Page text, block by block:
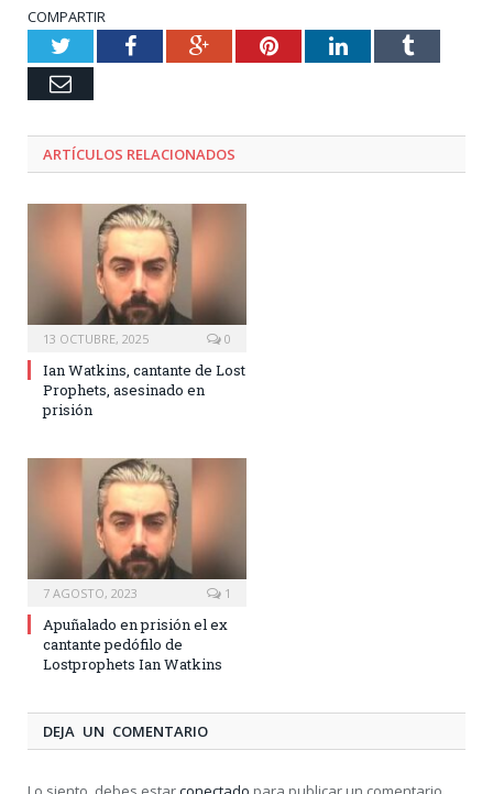
COMPARTIR
TwitterFacebookGoogle+PinterestLinkedInTumblr
Email
ARTÍCULOS RELACIONADOS
13 OCTUBRE, 2025 0
Ian Watkins, cantante de Lost
Prophets, asesinado en
prisión
7 AGOSTO, 2023 1
Apuñalado en prisión el ex
cantante pedófilo de
Lostprophets Ian Watkins
DEJA UN COMENTARIO